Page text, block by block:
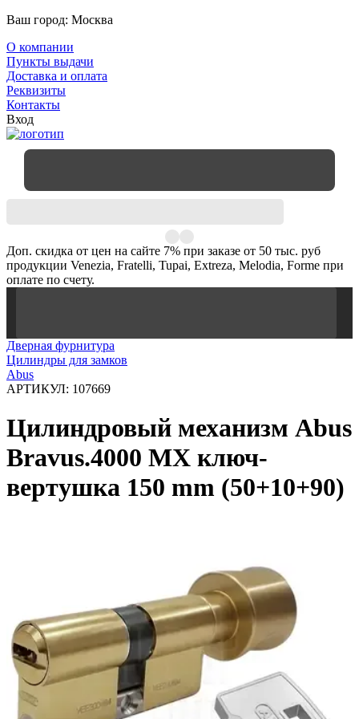
Ваш город: Москва
О компании
Пункты выдачи
Доставка и оплата
Реквизиты
Контакты
Вход
Доп. скидка от цен на сайте 7% при заказе от 50 тыс. руб
продукции Venezia, Fratelli, Tupai, Extreza, Melodia, Forme при
оплате по счету.
Дверная фурнитура
Цилиндры для замков
Abus
АРТИКУЛ: 107669
Цилиндровый механизм Abus
Bravus.4000 MX ключ-
вертушка 150 mm (50+10+90)